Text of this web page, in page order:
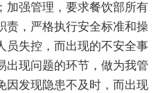
加强管理，要求餐饮部所有
责，严格执行安全标准和操
员失控，而出现的不安全事
出现问题的环节，做为我管
因发现隐患不及时，而出现